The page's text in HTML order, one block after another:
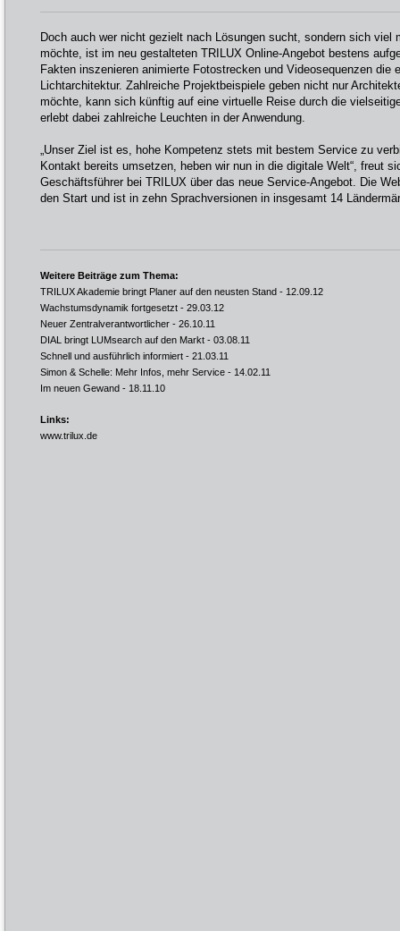
Doch auch wer nicht gezielt nach Lösungen sucht, sondern sich viel
möchte, ist im neu gestalteten TRILUX Online-Angebot bestens
Fakten inszenieren animierte Fotostrecken und Videosequenzen die
Lichtarchitektur. Zahlreiche Projektbeispiele geben nicht nur
möchte, kann sich künftig auf eine virtuelle Reise durch die
erlebt dabei zahlreiche Leuchten in der Anwendung.
„Unser Ziel ist es, hohe Kompetenz stets mit bestem Service zu
Kontakt bereits umsetzen, heben wir nun in die digitale Welt“, freut
Geschäftsführer bei TRILUX über das neue Service-Angebot. Die
den Start und ist in zehn Sprachversionen in insgesamt 14
Weitere Beiträge zum Thema:
TRILUX Akademie bringt Planer auf den neusten Stand - 12.09.12
Wachstumsdynamik fortgesetzt - 29.03.12
Neuer Zentralverantwortlicher - 26.10.11
DIAL bringt LUMsearch auf den Markt - 03.08.11
Schnell und ausführlich informiert - 21.03.11
Simon & Schelle: Mehr Infos, mehr Service - 14.02.11
Im neuen Gewand - 18.11.10
Links:
www.trilux.de